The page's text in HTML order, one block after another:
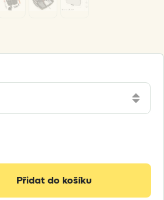
Přidat do košíku